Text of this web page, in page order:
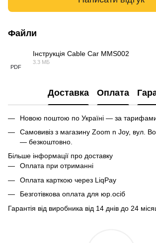
Файли
PDF
Інструкція Cable Car MMS002
3.3 МБ
Доставка Оплата
Новою поштою по Україні — за тарифами
Самовивіз з магазину Zoom n Joy, вул.
— безкоштовно.
Більше інформації про доставку
Оплата при отриманні
Оплата карткою через LiqPay
Безготівкова оплата для юр.осіб
Гарантія від виробника від 14 днів до 24